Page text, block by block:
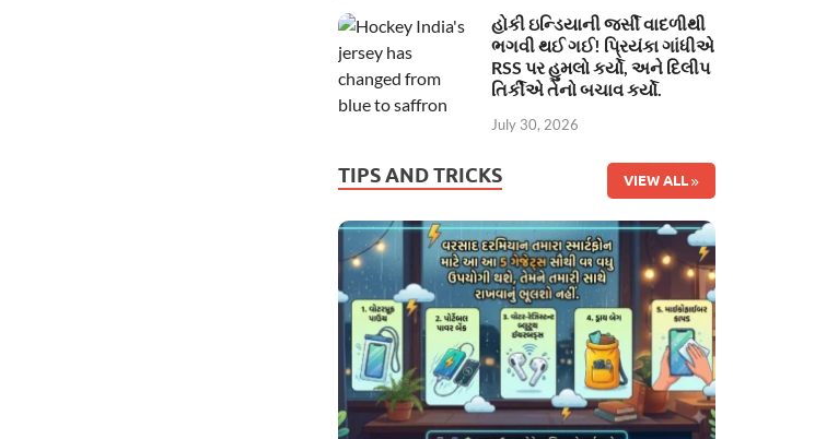
હોકી ઇન્ડિયાની જર્સી વાદળીથી
ભગવી થઈ ગઈ! પ્રિયંકા ગાંધીએ
RSS પર હુમલો કર્યો, અને દિલીપ
તિર્કીએ તેનો બચાવ કર્યો.
July 30, 2026
TIPS AND TRICKS VIEW ALL